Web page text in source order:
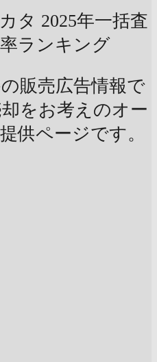
タ 2025年一括査
ランキング
販売広告情報で
をお考えのオー
供ページです。